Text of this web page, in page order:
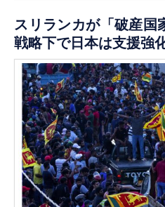
スリランカが「破産国
戦略下で日本は支援強